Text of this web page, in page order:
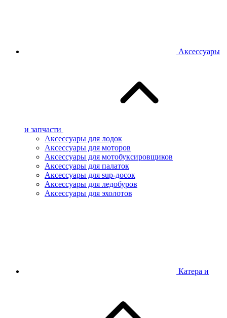
Аксессуары
и запчасти
Аксессуары для лодок
Аксессуары для моторов
Аксессуары для мотобуксировщиков
Аксессуары для палаток
Аксессуары для sup-досок
Аксессуары для ледобуров
Аксессуары для эхолотов
Катера и